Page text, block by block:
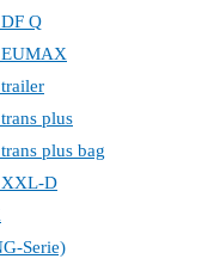
Q
plus
plus bag
XXL-D
Serie)